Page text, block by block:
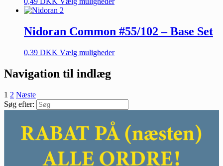
Nidoran Common #55/102 – Base Set
0,39 DKK Vælg muligheder
Navigation til indlæg
1 2 Næste
Søg efter: